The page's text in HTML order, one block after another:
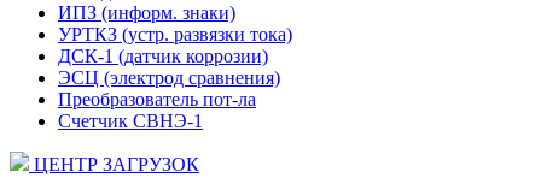
ИПЗ (информ. знаки)
УРТКЗ (устр. развязки тока)
ДСК-1 (датчик коррозии)
ЭСЦ (электрод сравнения)
Преобразователь пот-ла
Счетчик СВНЭ-1
ЦЕНТР ЗАГРУЗОК